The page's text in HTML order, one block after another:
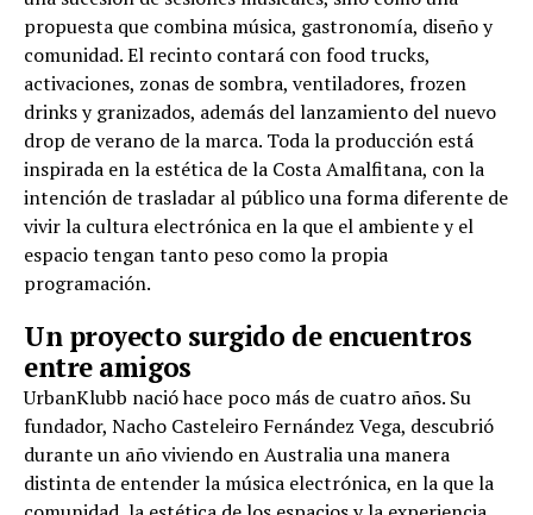
propuesta que combina música, gastronomía, diseño y
comunidad. El recinto contará con food trucks,
activaciones, zonas de sombra, ventiladores, frozen
drinks y granizados, además del lanzamiento del nuevo
drop de verano de la marca. Toda la producción está
inspirada en la estética de la Costa Amalfitana, con la
intención de trasladar al público una forma diferente de
vivir la cultura electrónica en la que el ambiente y el
espacio tengan tanto peso como la propia
programación.
Un proyecto surgido de encuentros
entre amigos
UrbanKlubb nació hace poco más de cuatro años. Su
fundador, Nacho Casteleiro Fernández Vega, descubrió
durante un año viviendo en Australia una manera
distinta de entender la música electrónica, en la que la